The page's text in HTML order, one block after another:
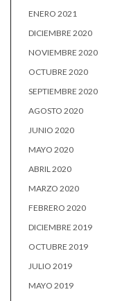
ENERO 2021
DICIEMBRE 2020
NOVIEMBRE 2020
OCTUBRE 2020
SEPTIEMBRE 2020
AGOSTO 2020
JUNIO 2020
MAYO 2020
ABRIL 2020
MARZO 2020
FEBRERO 2020
DICIEMBRE 2019
OCTUBRE 2019
JULIO 2019
MAYO 2019